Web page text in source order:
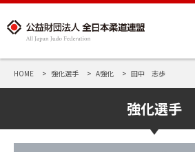
HOME 強化選手 A強化 田中 志歩
強化選手